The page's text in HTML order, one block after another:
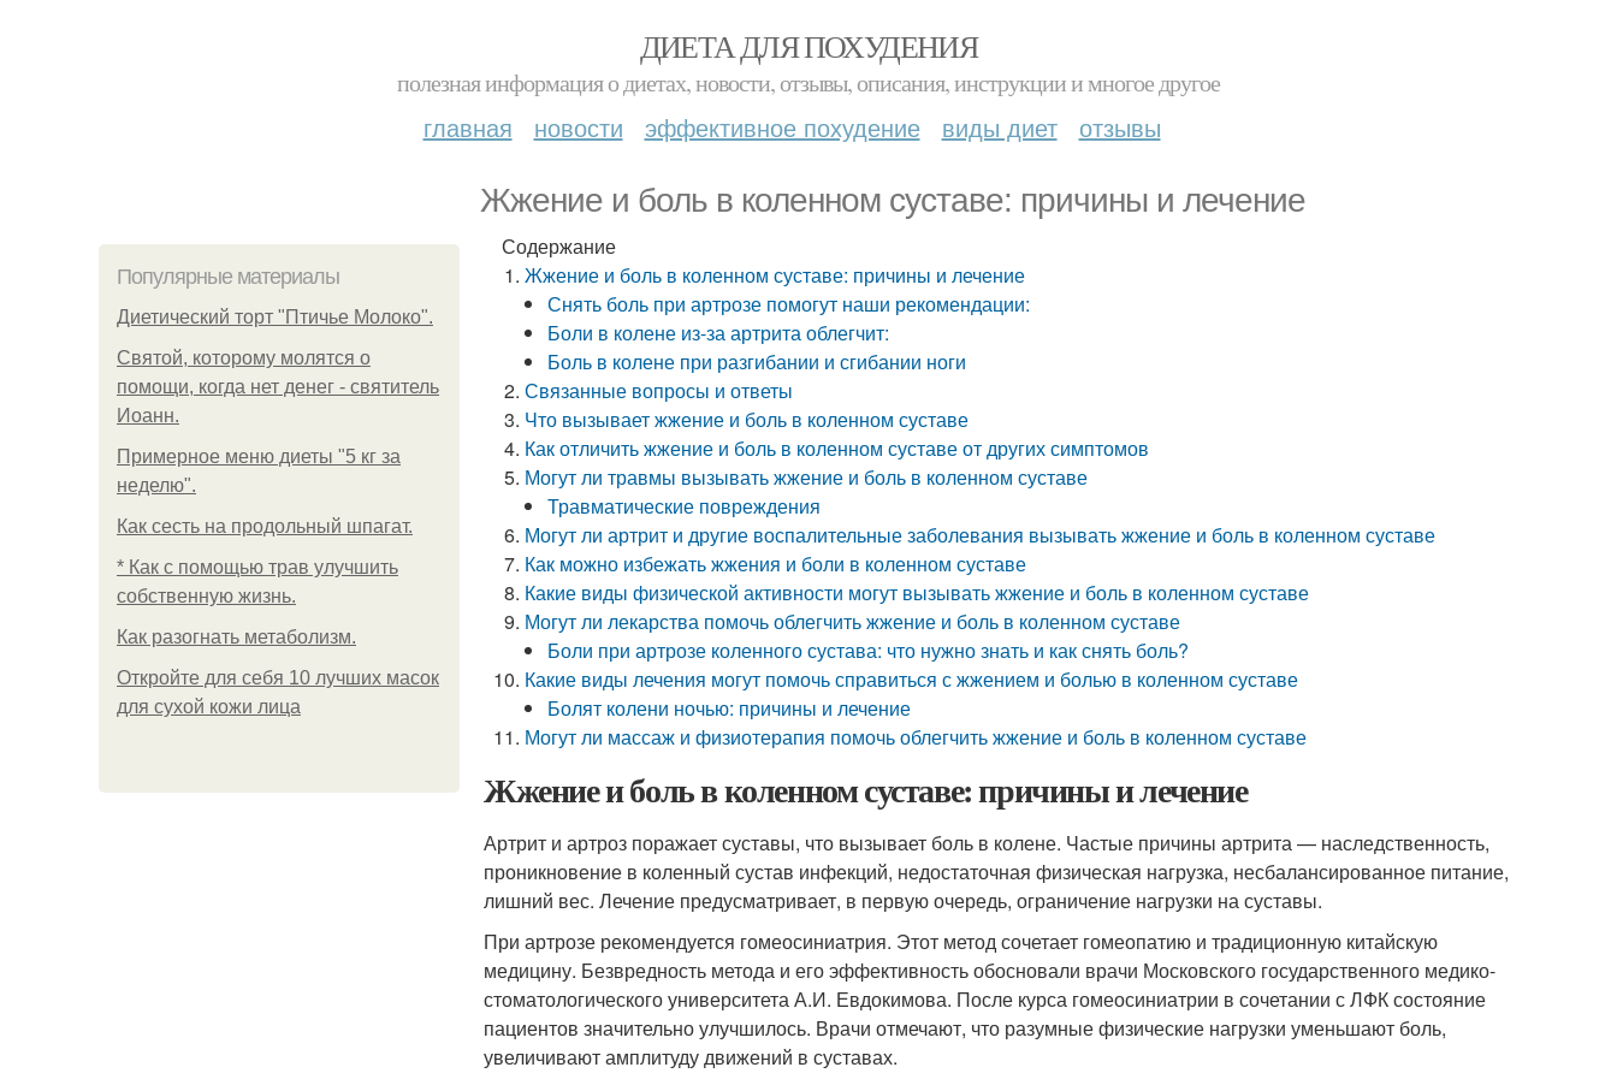
ДИЕТА ДЛЯ ПОХУДЕНИЯ
полезная информация о диетах, новости, отзывы, описания, инструкции и многое другое
главная новости эффективное похудение виды диет отзывы
Жжение и боль в коленном суставе: причины и лечение
Популярные материалы
Диетический торт "Птичье Молоко".
Святой, которому молятся о
помощи, когда нет денег - святитель
Иоанн.
Примерное меню диеты "5 кг за
неделю".
Как сесть на продольный шпагат.
* Как с помощью трав улучшить
собственную жизнь.
Как разогнать метаболизм.
Откройте для себя 10 лучших масок
для сухой кожи лица
Содержание
Жжение и боль в коленном суставе: причины и лечение
Снять боль при артрозе помогут наши рекомендации:
Боли в колене из-за артрита облегчит:
Боль в колене при разгибании и сгибании ноги
Связанные вопросы и ответы
Что вызывает жжение и боль в коленном суставе
Как отличить жжение и боль в коленном суставе от других симптомов
Могут ли травмы вызывать жжение и боль в коленном суставе
Травматические повреждения
Могут ли артрит и другие воспалительные заболевания вызывать жжение и боль в коленном суставе
Как можно избежать жжения и боли в коленном суставе
Какие виды физической активности могут вызывать жжение и боль в коленном суставе
Могут ли лекарства помочь облегчить жжение и боль в коленном суставе
Боли при артрозе коленного сустава: что нужно знать и как снять боль?
Какие виды лечения могут помочь справиться с жжением и болью в коленном суставе
Болят колени ночью: причины и лечение
Могут ли массаж и физиотерапия помочь облегчить жжение и боль в коленном суставе
Жжение и боль в коленном суставе: причины и лечение
Артрит и артроз поражает суставы, что вызывает боль в колене. Частые причины артрита — наследственность,
проникновение в коленный сустав инфекций, недостаточная физическая нагрузка, несбалансированное питание,
лишний вес. Лечение предусматривает, в первую очередь, ограничение нагрузки на суставы.
При артрозе рекомендуется гомеосиниатрия. Этот метод сочетает гомеопатию и традиционную китайскую
медицину. Безвредность метода и его эффективность обосновали врачи Московского государственного медико-
стоматологического университета А.И. Евдокимова. После курса гомеосиниатрии в сочетании с ЛФК состояние
пациентов значительно улучшилось. Врачи отмечают, что разумные физические нагрузки уменьшают боль,
увеличивают амплитуду движений в суставах.